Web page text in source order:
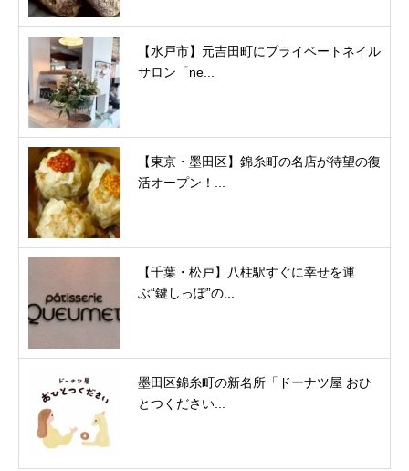
【水戸市】元吉田町にプライベートネイル
サロン「ne...
【東京・墨田区】錦糸町の名店が待望の復
活オープン！...
【千葉・松戸】八柱駅すぐに幸せを運
ぶ“鍵しっぽ”の...
墨田区錦糸町の新名所「ドーナツ屋 おひ
とつください...